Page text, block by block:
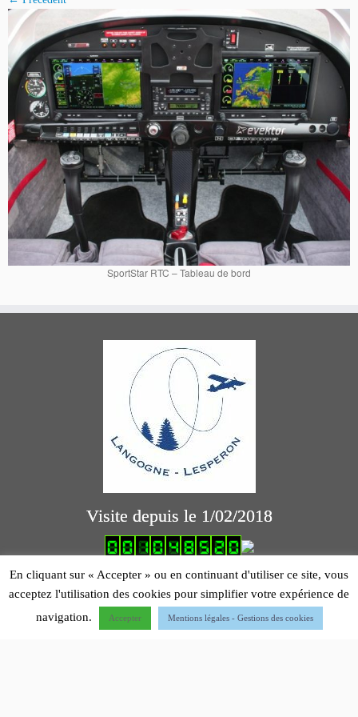
SportStar RTC – Tableau de bord
Visite depuis le 1/02/2018
Mentions légales
En cliquant sur « Accepter » ou en continuant d'utiliser ce site, vous
acceptez l'utilisation des cookies pour simplifier votre expérience de
navigation.
Accepter Mentions légales - Gestions des cookies